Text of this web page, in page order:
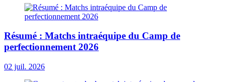
Résumé : Matchs intraéquipe du Camp de
perfectionnement 2026
02 juil. 2026